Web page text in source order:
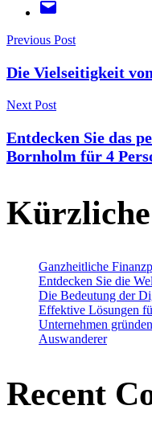
Post
Previous Post
Die Vielseitigkeit
Next Post
Entdecken Sie das
Bornholm für 4
Kürzliche
Ganzheitliche
Entdecken Sie die
Die Bedeutung der
Effektive Lösungen
Unternehmen
Auswanderer
Recent